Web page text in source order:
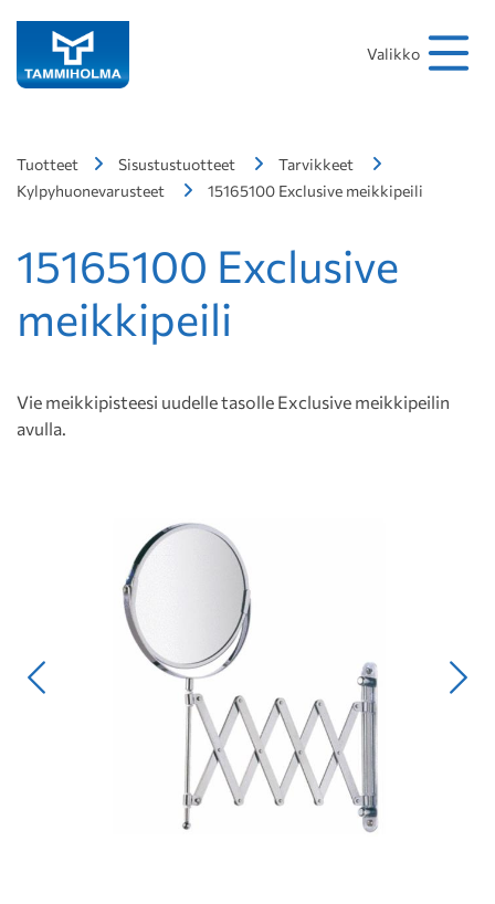
Valikko
Tuotteet Sisustustuotteet
Tarvikkeet
Kylpyhuonevarusteet
15165100 Exclusive meikkipeili
15165100 Exclusive
meikkipeili
Vie meikkipisteesi uudelle tasolle Exclusive meikkipeilin
avulla.
Edellinen